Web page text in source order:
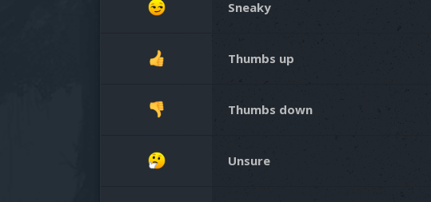
Sneaky
Thumbs up
Thumbs down
Unsure